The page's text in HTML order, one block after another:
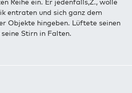
Reihe ein. Er jedenfalls,Z., wolle
entraten und sich ganz dem
Objekte hingeben. Lüftete seinen
Stirn in Falten.